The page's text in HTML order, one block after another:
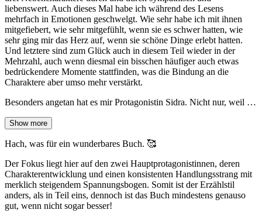
liebenswert. Auch dieses Mal habe ich während des Lesens
mehrfach in Emotionen geschwelgt. Wie sehr habe ich mit ihnen
mitgefiebert, wie sehr mitgefühlt, wenn sie es schwer hatten, wie
sehr ging mir das Herz auf, wenn sie schöne Dinge erlebt hatten.
Und letztere sind zum Glück auch in diesem Teil wieder in der
Mehrzahl, auch wenn diesmal ein bisschen häufiger auch etwas
bedrückendere Momente stattfinden, was die Bindung an die
Charaktere aber umso mehr verstärkt.
Besonders angetan hat es mir Protagonistin Sidra. Nicht nur, weil …
Show more
Hach, was für ein wunderbares Buch. 🥰
Der Fokus liegt hier auf den zwei Hauptprotagonistinnen, deren
Charakterentwicklung und einen konsistenten Handlungsstrang mit
merklich steigendem Spannungsbogen. Somit ist der Erzählstil
anders, als in Teil eins, dennoch ist das Buch mindestens genauso
gut, wenn nicht sogar besser!